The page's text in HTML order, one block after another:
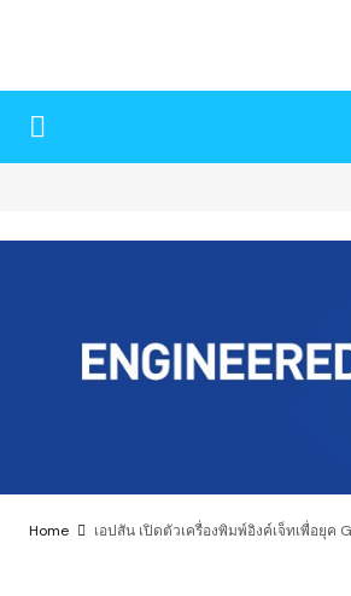
Home เอปสัน เปิดตัวเครื่องพิมพ์อิงค์เจ็ทเพื่อยุค